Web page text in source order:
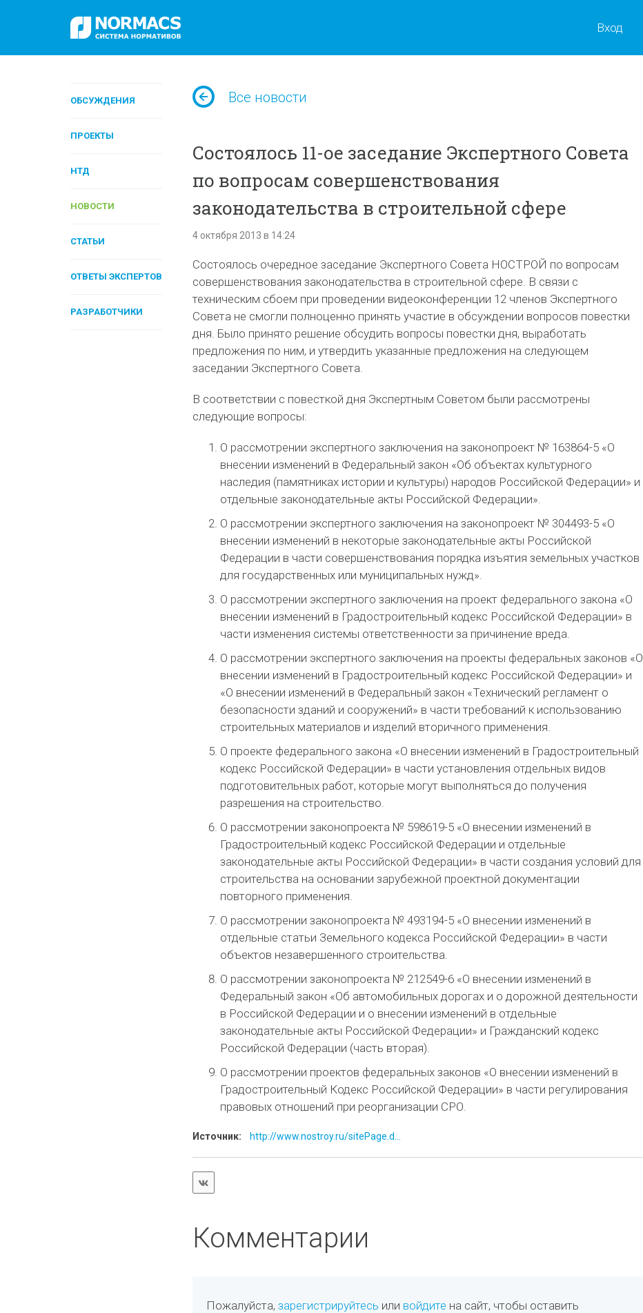
Вход
ОБСУЖДЕНИЯ
ПРОЕКТЫ
НТД
НОВОСТИ
СТАТЬИ
ОТВЕТЫ ЭКСПЕРТОВ
РАЗРАБОТЧИКИ
Все новости
Состоялось 11-ое заседание Экспертного Совета
по вопросам совершенствования
законодательства в строительной сфере
4 октября 2013 в 14:24
Состоялось очередное заседание Экспертного Совета НОСТРОЙ по вопросам
совершенствования законодательства в строительной сфере. В связи с
техническим сбоем при проведении видеоконференции 12 членов Экспертного
Совета не смогли полноценно принять участие в обсуждении вопросов повестки
дня. Было принято решение обсудить вопросы повестки дня, выработать
предложения по ним, и утвердить указанные предложения на следующем
заседании Экспертного Совета.
В соответствии с повесткой дня Экспертным Советом были рассмотрены
следующие вопросы:
О рассмотрении экспертного заключения на законопроект № 163864-5 «О
внесении изменений в Федеральный закон «Об объектах культурного
наследия (памятниках истории и культуры) народов Российской Федерации» и
отдельные законодательные акты Российской Федерации».
О рассмотрении экспертного заключения на законопроект № 304493-5 «О
внесении изменений в некоторые законодательные акты Российской
Федерации в части совершенствования порядка изъятия земельных участков
для государственных или муниципальных нужд».
О рассмотрении экспертного заключения на проект федерального закона «О
внесении изменений в Градостроительный кодекс Российской Федерации» в
части изменения системы ответственности за причинение вреда.
О рассмотрении экспертного заключения на проекты федеральных законов «О
внесении изменений в Градостроительный кодекс Российской Федерации» и
«О внесении изменений в Федеральный закон «Технический регламент о
безопасности зданий и сооружений» в части требований к использованию
строительных материалов и изделий вторичного применения.
О проекте федерального закона «О внесении изменений в Градостроительный
кодекс Российской Федерации» в части установления отдельных видов
подготовительных работ, которые могут выполняться до получения
разрешения на строительство.
О рассмотрении законопроекта № 598619-5 «О внесении изменений в
Градостроительный кодекс Российской Федерации и отдельные
законодательные акты Российской Федерации» в части создания условий для
строительства на основании зарубежной проектной документации
повторного применения.
О рассмотрении законопроекта № 493194-5 «О внесении изменений в
отдельные статьи Земельного кодекса Российской Федерации» в части
объектов незавершенного строительства.
О рассмотрении законопроекта № 212549-6 «О внесении изменений в
Федеральный закон «Об автомобильных дорогах и о дорожной деятельности
в Российской Федерации и о внесении изменений в отдельные
законодательные акты Российской Федерации» и Гражданский кодекс
Российской Федерации (часть вторая).
О рассмотрении проектов федеральных законов «О внесении изменений в
Градостроительный Кодекс Российской Федерации» в части регулирования
правовых отношений при реорганизации СРО.
Источник: http://www.nostroy.ru/sitePage.d...
Комментарии
Пожалуйста, зарегистрируйтесь или войдите на сайт, чтобы оставить